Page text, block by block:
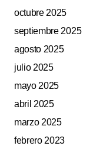
octubre 2025
septiembre 2025
agosto 2025
julio 2025
mayo 2025
abril 2025
marzo 2025
febrero 2023